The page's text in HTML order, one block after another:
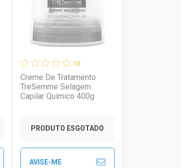
Ver Desconto Convênio
(0)
Creme De Tratamento
TreSemme Selagem
Capilar Químico 400g
PRODUTO ESGOTADO
AVISE-ME